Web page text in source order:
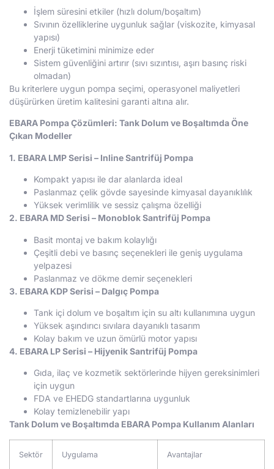
İşlem süresini etkiler (hızlı dolum/boşaltım)
Sıvının özelliklerine uygunluk sağlar (viskozite, kimyasal
yapısı)
Enerji tüketimini minimize eder
Sistem güvenliğini artırır (sıvı sızıntısı, aşırı basınç riski
olmadan)
Bu kriterlere uygun pompa seçimi, operasyonel maliyetleri
düşürürken üretim kalitesini garanti altına alır.
EBARA Pompa Çözümleri: Tank Dolum ve Boşaltımda Öne
Çıkan Modeller
1. EBARA LMP Serisi – Inline Santrifüj Pompa
Kompakt yapısı ile dar alanlarda ideal
Paslanmaz çelik gövde sayesinde kimyasal dayanıklılık
Yüksek verimlilik ve sessiz çalışma özelliği
2. EBARA MD Serisi – Monoblok Santrifüj Pompa
Basit montaj ve bakım kolaylığı
Çeşitli debi ve basınç seçenekleri ile geniş uygulama
yelpazesi
Paslanmaz ve dökme demir seçenekleri
3. EBARA KDP Serisi – Dalgıç Pompa
Tank içi dolum ve boşaltım için su altı kullanımına uygun
Yüksek aşındırıcı sıvılara dayanıklı tasarım
Kolay bakım ve uzun ömürlü motor yapısı
4. EBARA LP Serisi – Hijyenik Santrifüj Pompa
Gıda, ilaç ve kozmetik sektörlerinde hijyen gereksinimleri
için uygun
FDA ve EHEDG standartlarına uygunluk
Kolay temizlenebilir yapı
Tank Dolum ve Boşaltımda EBARA Pompa Kullanım Alanları
Sektör Uygulama Avantajlar